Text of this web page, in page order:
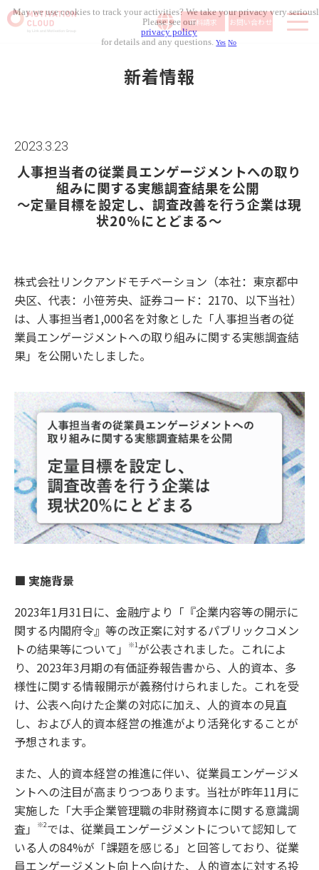
資料請求 お問い合わせ
導入事例
コラム記事
組織人事メディア
新着情報
2023.3.23
人事担当者の従業員エンゲージメントへの取り
組みに関する実態調査結果を公開
～定量目標を設定し、調査改善を行う企業は現
状20%にとどまる～
株式会社リンクアンドモチベーション（本社：東京都中
央区、代表：小笹芳央、証券コード：2170、以下当社）
は、人事担当者1,000名を対象とした「人事担当者の従
業員エンゲージメントへの取り組みに関する実態調査結
果」を公開いたしました。
■ 実施背景
2023年1月31日に、金融庁より「『企業内容等の開示に
関する内閣府令』等の改正案に対するパブリックコメン
トの結果等について」
※1が公表されました。これによ
り、2023年3月期の有価証券報告書から、人的資本、多
様性に関する情報開示が義務付けられました。これを受
け、公表へ向けた企業の対応に加え、人的資本の見直
し、および人的資本経営の推進がより活発化することが
予想されます。
また、人的資本経営の推進に伴い、従業員エンゲージメ
ントへの注目が高まりつつあります。当社が昨年11月に
実施した「大手企業管理職の非財務資本に関する意識調
査」
※2では、従業員エンゲージメントについて認知して
いる人の84%が「課題を感じる」と回答しており、従業
員エンゲージメント向上へ向けた、人的資本に対する投
May we use cookies to track your activities? We take your privacy very
Please see our
privacy policy
for details and any questions.Yes No